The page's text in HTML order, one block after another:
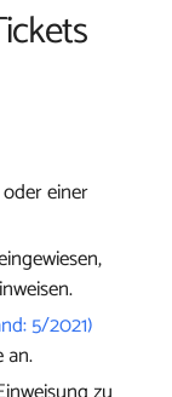
einer
5/2021)
an.